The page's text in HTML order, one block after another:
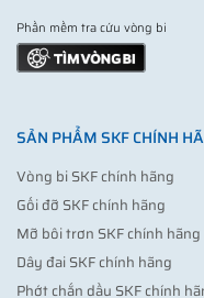
Phần mềm tra cứu vòng bi
SẢN PHẨM SKF CHÍNH
Vòng bi SKF chính hãng
Gối đỡ SKF chính hãng
Mỡ bôi trơn SKF chính hãng
Dây đai SKF chính hãng
Phớt chắn dầu SKF chính